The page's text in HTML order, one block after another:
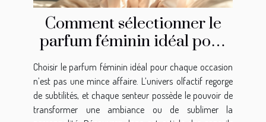
Comment sélectionner le
parfum féminin idéal pour
chaque occasion ?
Choisir le parfum féminin idéal pour chaque occasion
n’est pas une mince affaire. L’univers olfactif regorge
de subtilités, et chaque senteur possède le pouvoir de
transformer une ambiance ou de sublimer la